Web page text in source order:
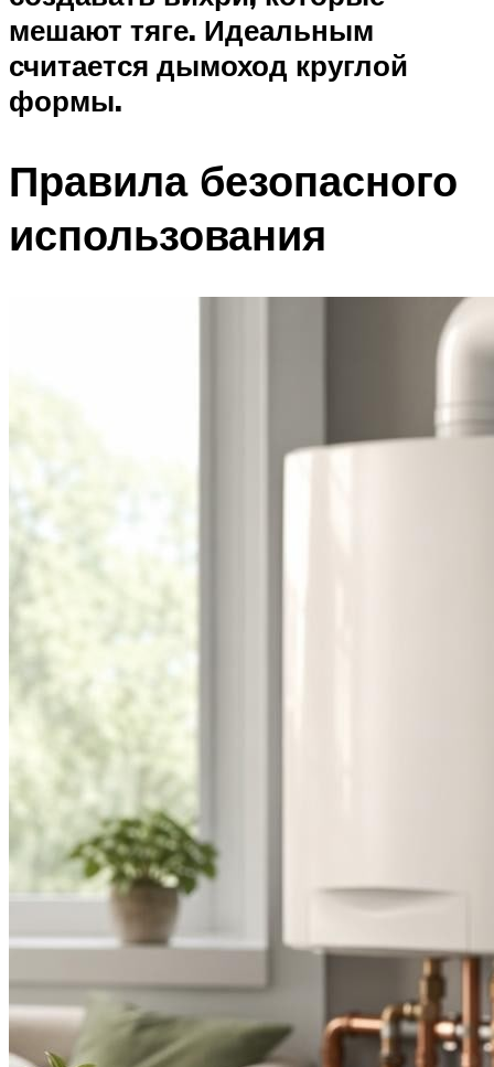
мешают тяге. Идеальным
считается дымоход круглой
формы.
Правила безопасного
использования